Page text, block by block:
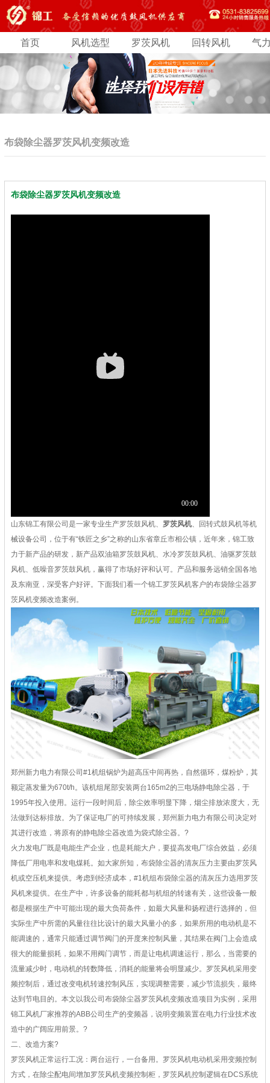
首页 风机选型 罗茨风机 回转风机 气
布袋除尘器罗茨风机变频改造
布袋除尘器罗茨风机变频改造
山东锦工有限公司是一家专业生产罗茨鼓风机、 罗茨风机、回转式鼓风机等机
械设备公司，位于有“铁匠之乡”之称的山东省章丘市相公镇，近年来，锦工致
力于新产品的研发，新产品双油箱罗茨鼓风机、水冷罗茨鼓风机、油驱罗茨鼓
风机、低噪音罗茨鼓风机，赢得了市场好评和认可。产品和服务远销全国各地
及东南亚，深受客户好评。下面我们看一个锦工罗茨风机客户的布袋除尘器罗
茨风机变频改造案例。
郑州新力电力有限公司#1机组锅炉为超高压中间再热，自然循环，煤粉炉，其
额定蒸发量为670t/h。该机组尾部安装两台165m2的三电场静电除尘器，于
1995年投入使用。运行一段时间后，除尘效率明显下降，烟尘排放浓度大，无
法做到达标排放。为了保证电厂的可持续发展，郑州新力电力有限公司决定对
其进行改造，将原有的静电除尘器改造为袋式除尘器。 ?
火力发电厂既是电能生产企业，也是耗能大户，要提高发电厂综合效益，必须
降低厂用电率和发电煤耗。如大家所知，布袋除尘器的清灰压力主要由罗茨风
机或空压机来提供。考虑到经济成本，#1机组布袋除尘器的清灰压力选用罗茨
风机来提供。在生产中，许多设备的能耗都与机组的转速有关，这些设备一般
都是根据生产中可能出现的最大负荷条件，如最大风量和扬程进行选择的，但
实际生产中所需的风量往往比设计的最大风量小的多，如果所用的电动机是不
能调速的，通常只能通过调节阀门的开度来控制风量，其结果在阀门上会造成
很大的能量损耗，如果不用阀门调节，而是让电机调速运行，那么，当需要的
流量减少时，电动机的转数降低，消耗的能量将会明显减少。罗茨风机采用变
频控制后，通过改变电机转速控制风压，实现调整需要，减少节流损失，最终
达到节电目的。本文以我公司布袋除尘器罗茨风机变频改造项目为实例，采用
锦工风机厂家推荐的ABB公司生产的变频器，说明变频装置在电力行业技术改
造中的广阔应用前景。 ?
二、改造方案?
罗茨风机正常运行工况：两台运行，一台备用。罗茨风机电动机采用变频控制
方式，在除尘配电间增加罗茨风机变频控制柜，罗茨风机控制逻辑在DCS系统